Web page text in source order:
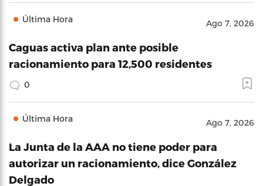
Última Hora Ago 7, 2026
Caguas activa plan ante posible
racionamiento para 12,500 residentes
0
Última Hora Ago 7, 2026
La Junta de la AAA no tiene poder para
autorizar un racionamiento, dice González
Delgado